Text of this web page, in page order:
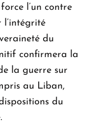
l’un contre
l’intégrité
du
confirmera la
la guerre sur
au Liban,
du